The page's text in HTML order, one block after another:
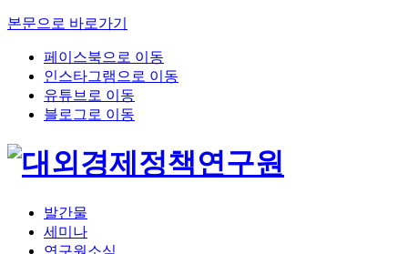
본문으로 바로가기
페이스북으로 이동
인스타그램으로 이동
유튜브로 이동
블로그로 이동
발간물
세미나
연구원소식